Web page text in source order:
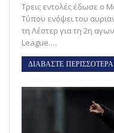
Τρεις εντολές έδωσε ο
Tύπου ενόψει του
τη Λέστερ για τη 2η
League.…
ΔΙΑΒΑΣΤΕ